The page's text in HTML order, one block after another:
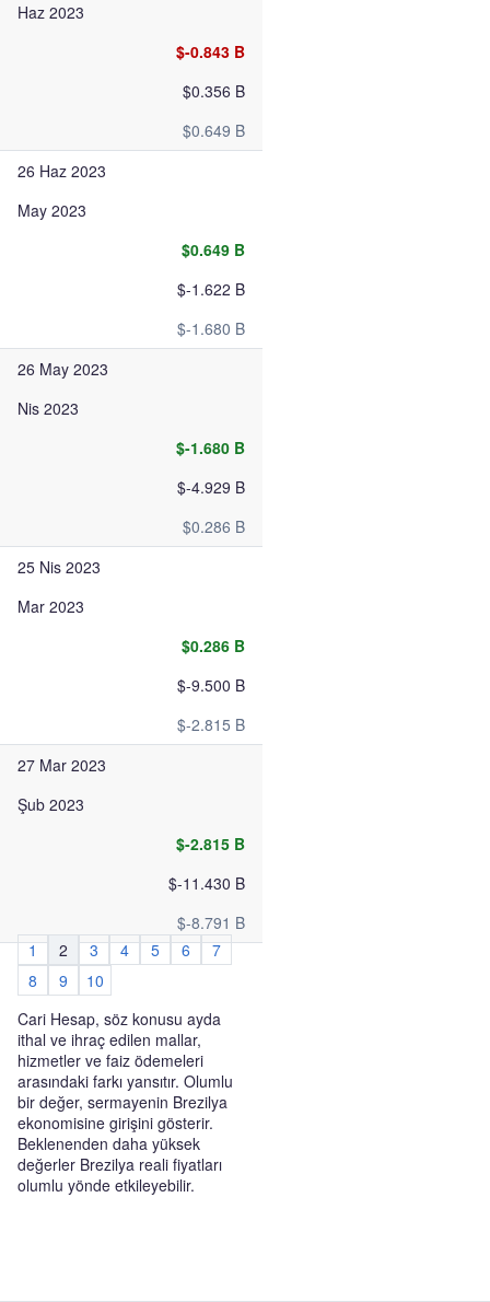
Haz 2023
$-0.843 B
$0.356 B
$0.649 B
26 Haz 2023
May 2023
$0.649 B
$-1.622 B
$-1.680 B
26 May 2023
Nis 2023
$-1.680 B
$-4.929 B
$0.286 B
25 Nis 2023
Mar 2023
$0.286 B
$-9.500 B
$-2.815 B
27 Mar 2023
Şub 2023
$-2.815 B
$-11.430 B
$-8.791 B
1
2 3 4 5 6
7
8
9
10
Cari Hesap, söz konusu ayda
ithal ve ihraç edilen mallar,
hizmetler ve faiz ödemeleri
arasındaki farkı yansıtır. Olumlu
bir değer, sermayenin Brezilya
ekonomisine girişini gösterir.
Beklenenden daha yüksek
değerler Brezilya reali fiyatları
olumlu yönde etkileyebilir.